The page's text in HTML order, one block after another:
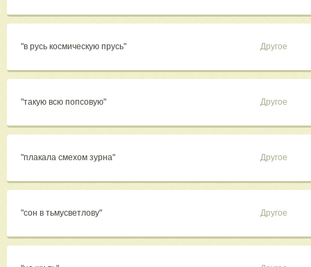
"в русь космическую прусь" Другое
"такую всю попсовую" Другое
"плакала смехом зурна" Другое
"сон в тьмусветлову" Другое